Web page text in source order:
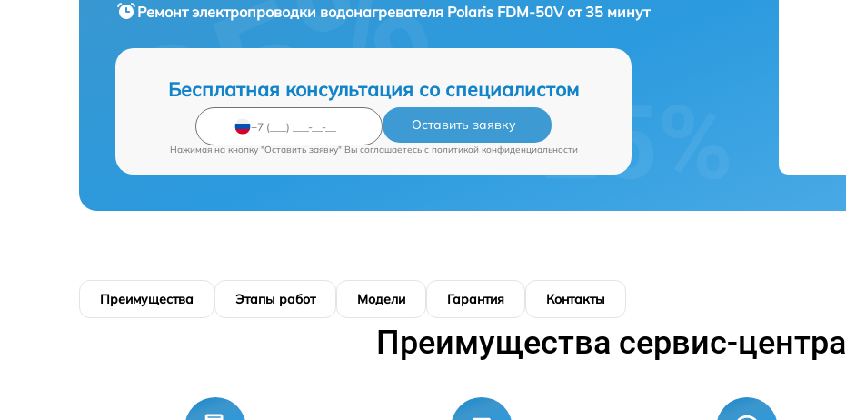
Ремонт электропроводки водонагревателя Polaris FDM-50V от 35 минут
Бесплатная консультация со специалистом
Оставить заявку
Нажимая на кнопку "Оставить заявку" Вы соглашаетесь c политикой конфиденциальности
Преимущества Этапы работ Модели Гарантия Контакты
Преимущества сервис-центра